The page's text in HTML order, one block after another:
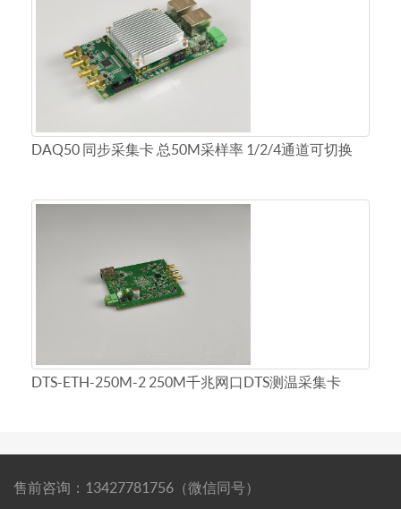
DAQ50 同步采集卡 总50M采样率 1/2/4通道可切换
DTS-ETH-250M-2 250M千兆网口DTS测温采集卡
售前咨询：13427781756（微信同号）